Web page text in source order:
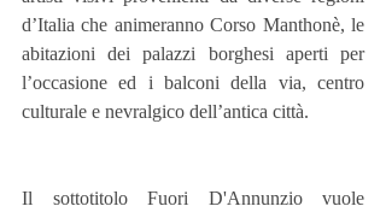
d’Italia che animeranno Corso Manthonè, le
abitazioni dei palazzi borghesi aperti per
l’occasione ed i balconi della via, centro
culturale e nevralgico dell’antica città.
Il sottotitolo Fuori D'Annunzio vuole